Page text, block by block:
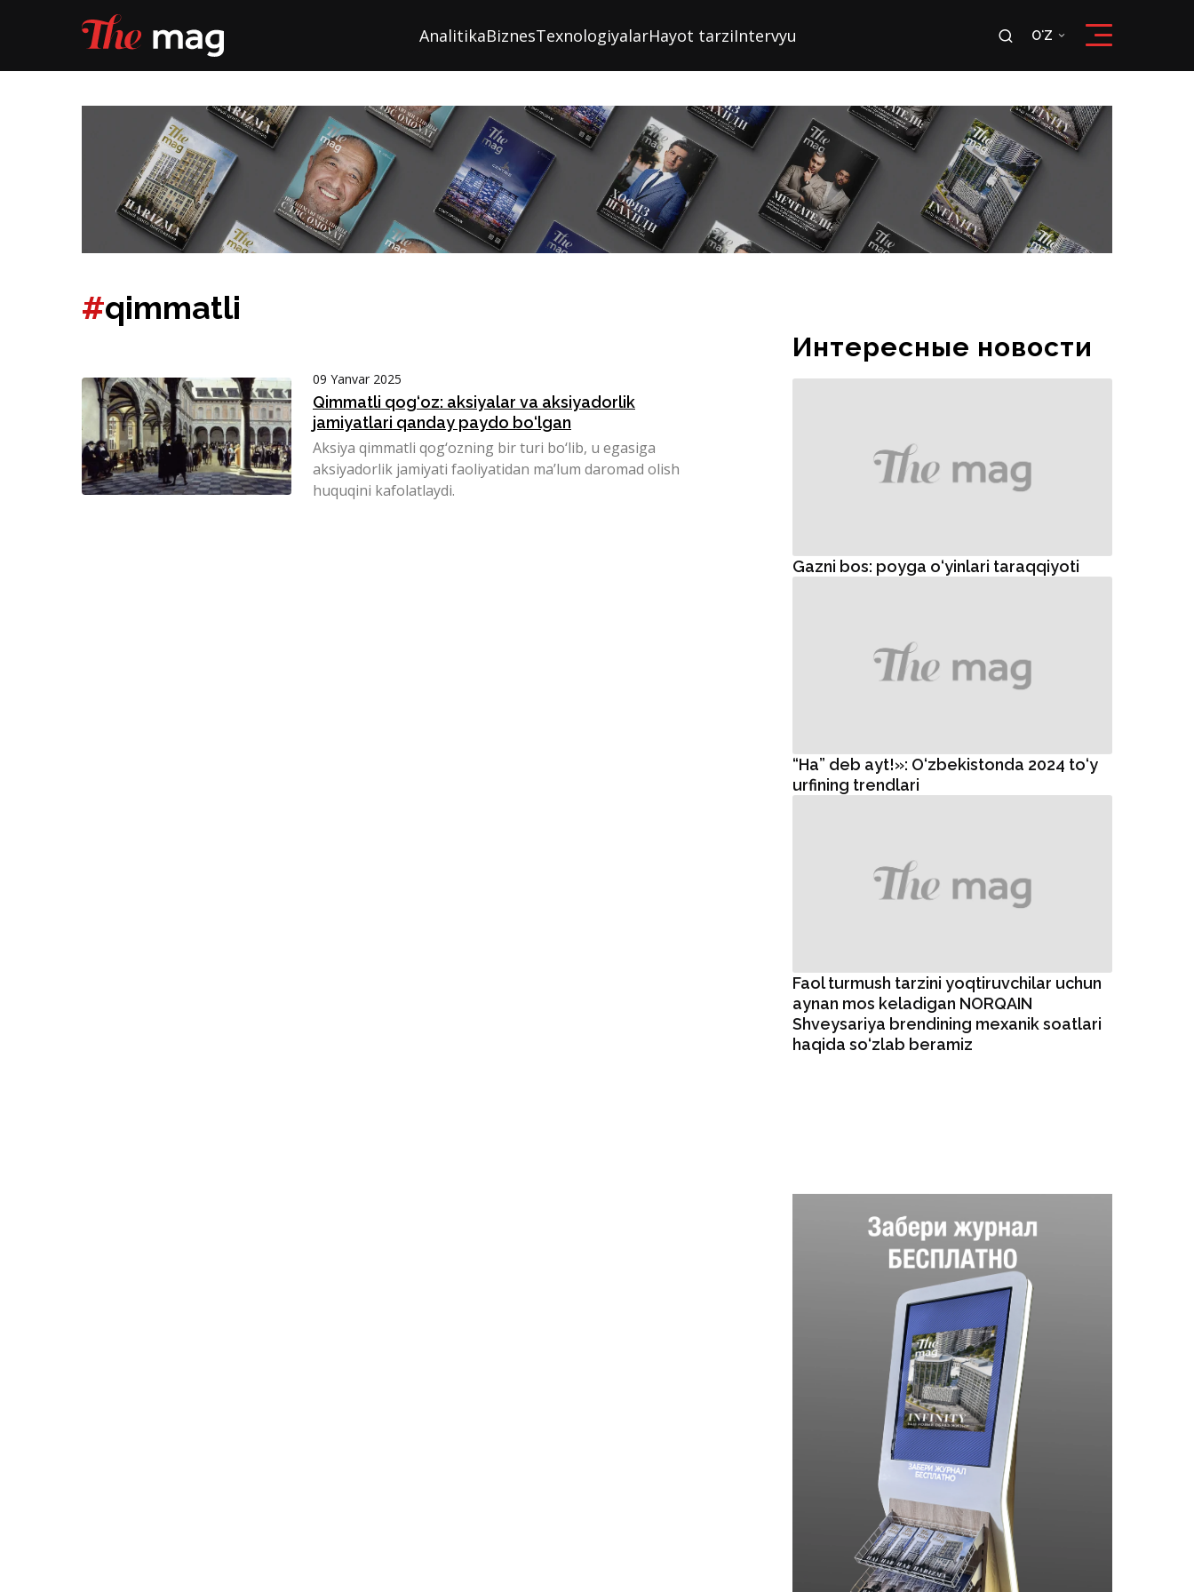
AnalitikaBiznesTexnologiyalarHayot tarziIntervyu OʻZ
#qimmatli
09 Yanvar 2025
Qimmatli qog‘oz: aksiyalar va aksiyadorlik
jamiyatlari qanday paydo bo‘lgan
Aksiya qimmatli qog‘ozning bir turi bo‘lib, u egasiga
aksiyadorlik jamiyati faoliyatidan ma’lum daromad olish
huquqini kafolatlaydi.
Интересные новости
Gazni bos: poyga o‘yinlari taraqqiyoti
“Ha” deb ayt!»: O‘zbekistonda 2024 to‘y
urfining trendlari
Faol turmush tarzini yoqtiruvchilar uchun
aynan mos keladigan NORQAIN
Shveysariya brendining mexanik soatlari
haqida so‘zlab beramiz